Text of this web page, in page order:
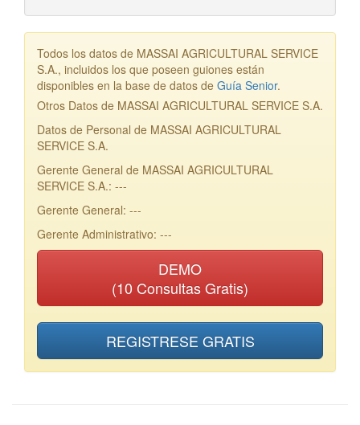
Todos los datos de MASSAI AGRICULTURAL SERVICE
S.A., incluidos los que poseen guiones están
disponibles en la base de datos de Guía Senior.
Otros Datos de MASSAI AGRICULTURAL SERVICE S.A.
Datos de Personal de MASSAI AGRICULTURAL
SERVICE S.A.
Gerente General de MASSAI AGRICULTURAL
SERVICE S.A.: ---
Gerente General: ---
Gerente Administrativo: ---
DEMO
(10 Consultas Gratis)
REGISTRESE GRATIS